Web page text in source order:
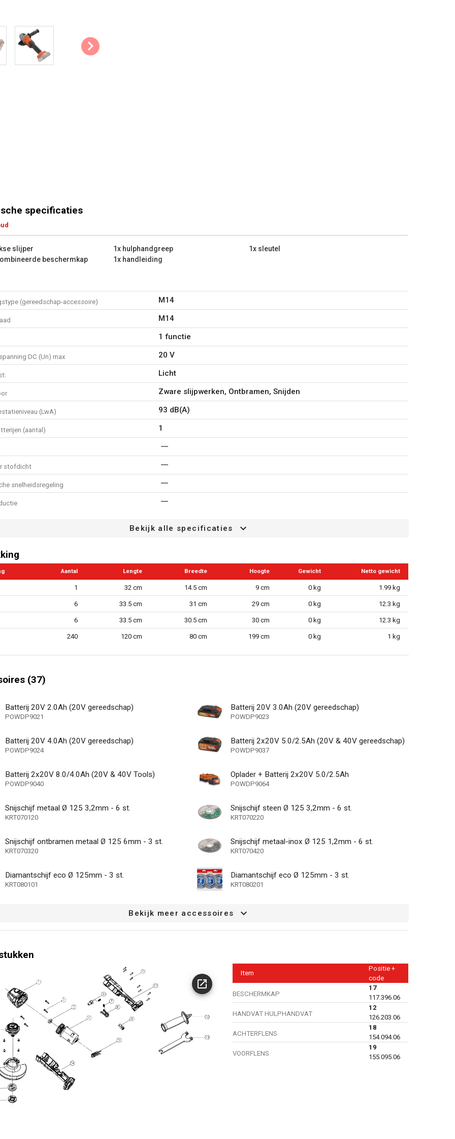
Max. toerental: 8000 min-1
Grootte asgat: 22.3 mm
Schijfdiameter: 125 mm
1x hulphandgreep
1x sleutel
1x gecombineerde beschermkap
1x handleiding
specificaties
slijper 1x hulphandgreep
1x sleutel
beschermkap
1x handleiding
(gereedschap-accessoire) M14
M14
1 functie
DC (Un) max 20 V
Licht
Zware slijpwerken, Ontbramen, Snijden
(LwA) 93 dB(A)
(aantal) 1
stofdicht
snelheidsregeling
inbegrepen
indicator
Niet van toepassing
max 8000 min-1
garantie
Bekijk alle specificaties
Aantal Lengte Breedte Hoogte Gewicht Netto gewicht
1 32 cm 14.5 cm 9 cm 0 kg 1.99 kg
6 33.5 cm 31 cm 29 cm 0 kg 12.3 kg
6 33.5 cm 30.5 cm 30 cm 0 kg 12.3 kg
240 120 cm 80 cm 199 cm 0 kg 1 kg
(37)
Batterij 20V 2.0Ah (20V gereedschap)
POWDP9021
Batterij 20V 3.0Ah (20V gereedschap)
POWDP9023
Batterij 20V 4.0Ah (20V gereedschap)
POWDP9024
Batterij 2x20V 5.0/2.5Ah (20V & 40V gereedschap)
POWDP9037
Batterij 2x20V 8.0/4.0Ah (20V & 40V Tools)
POWDP9040
Oplader + Batterij 2x20V 5.0/2.5Ah
POWDP9064
Snijschijf metaal Ø 125 3,2mm - 6 st.
KRT070120
Snijschijf steen Ø 125 3,2mm - 6 st.
KRT070220
Snijschijf ontbramen metaal Ø 125 6mm - 3 st.
KRT070320
Snijschijf metaal-inox Ø 125 1,2mm - 6 st.
KRT070420
Diamantschijf eco Ø 125mm - 3 st.
KRT080101
Diamantschijf eco Ø 125mm - 3 st.
KRT080201
Bekijk meer accessoires
Item
Positie +
code
BESCHERMKAP
17
117.396.06
HANDVAT HULPHANDVAT
12
126.203.06
ACHTERFLENS
18
154.094.06
VOORFLENS
19
155.095.06